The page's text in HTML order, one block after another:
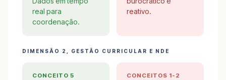
real para
coordenação.
reativo.
DIMENSÃO 2, GESTÃO CURRICULAR E NDE
CONCEITO 5 CONCEITOS 1-2